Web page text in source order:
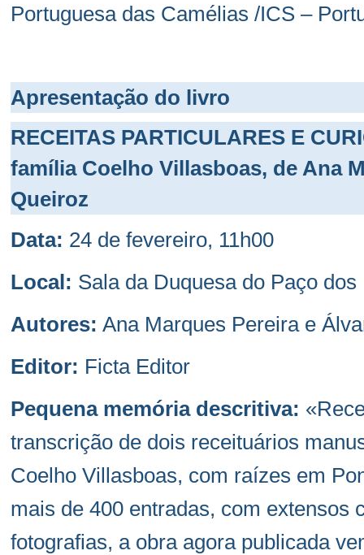
Portuguesa das Camélias /ICS –
Apresentação do livro
RECEITAS PARTICULARES E
família Coelho Villasboas, de Ana
Queiroz
Data: 24 de fevereiro, 11h00
Local: Sala da Duquesa do Paço dos
Autores: Ana Marques Pereira e
Editor: Ficta Editor
Pequena memória descritiva:
transcrição de dois receituários
Coelho Villasboas, com raízes em
mais de 400 entradas, com extensos
fotografias, a obra agora publicada